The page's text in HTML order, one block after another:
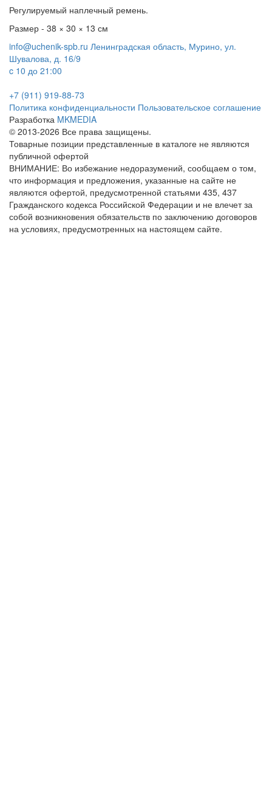
Регулируемый наплечный ремень.
Размер - 38 × 30 × 13 см
info@uchenik-spb.ru Ленинградская область, Мурино, ул.
Шувалова, д. 16/9
c 10 до 21:00
+7 (911) 919-88-73
Политика конфиденциальности Пользовательское соглашение
Разработка MKMEDIA
© 2013-2026 Все права защищены.
Товарные позиции представленные в каталоге не являются
публичной офертой
ВНИМАНИЕ: Во избежание недоразумений, сообщаем о том,
что информация и предложения, указанные на сайте не
являются офертой, предусмотренной статьями 435, 437
Гражданского кодекса Российской Федерации и не влечет за
собой возникновения обязательств по заключению договоров
на условиях, предусмотренных на настоящем сайте.